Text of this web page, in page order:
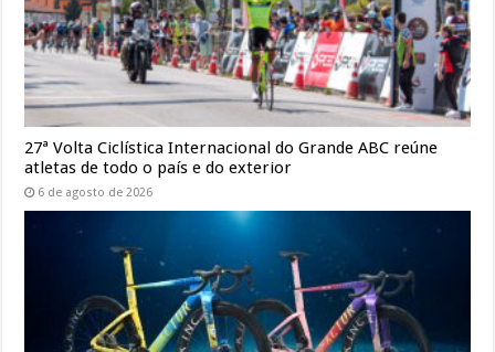
27ª Volta Ciclística Internacional do Grande ABC reúne
atletas de todo o país e do exterior
6 de agosto de 2026